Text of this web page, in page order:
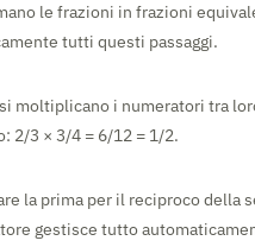
le frazioni in frazioni
tutti questi passaggi.
moltiplicano i numeratori tra
2/3 × 3/4 = 6/12 = 1/2.
la prima per il reciproco della
gestisce tutto